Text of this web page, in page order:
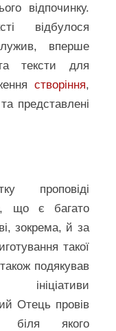
відпочинку.
відбулося
вперше
тексти для
створіння,
представлені
проповіді
що є багато
зокрема, й за
такої
подякував
Отець провів
біля якого